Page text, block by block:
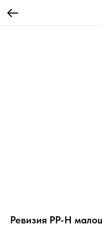
Ревизия PP-H